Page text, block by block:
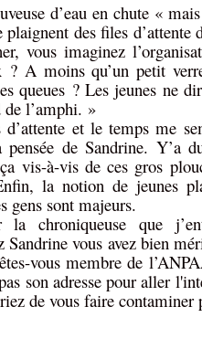
d’eau en chute «
des files d’attente
vous imaginez
? A moins qu’un petit
queues ? Les jeunes ne
de l’amphi. »
et le temps me
de Sandrine. Y’a
vis-à-vis de ces gros
la notion de jeunes
gens sont majeurs.
chroniqueuse que
vous avez bien
vous membre de
son adresse pour aller
de vous faire contaminer